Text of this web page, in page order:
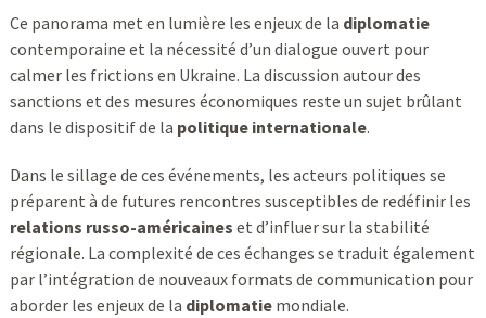
Ce panorama met en lumière les enjeux de la diplomatie
contemporaine et la nécessité d’un dialogue ouvert pour
calmer les frictions en Ukraine. La discussion autour des
sanctions et des mesures économiques reste un sujet brûlant
dans le dispositif de la politique internationale.
Dans le sillage de ces événements, les acteurs politiques se
préparent à de futures rencontres susceptibles de redéfinir les
relations russo-américaines et d’influer sur la stabilité
régionale. La complexité de ces échanges se traduit également
par l’intégration de nouveaux formats de communication pour
aborder les enjeux de la diplomatiemondiale.